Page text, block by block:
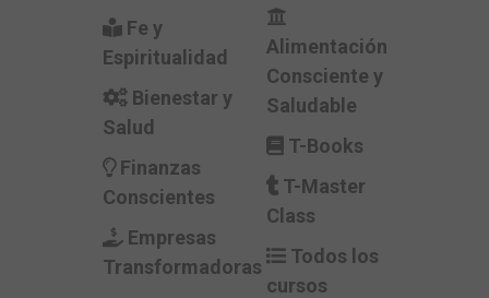
Fe y
Espiritualidad
Bienestar y
Salud
Finanzas
Conscientes
Empresas
Transformadoras
Alimentación
Consciente y
Saludable
T-Books
T-Master
Class
Todos los
cursos